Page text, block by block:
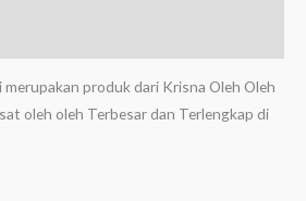
merupakan produk dari Krisna Oleh Oleh
oleh oleh Terbesar dan Terlengkap di